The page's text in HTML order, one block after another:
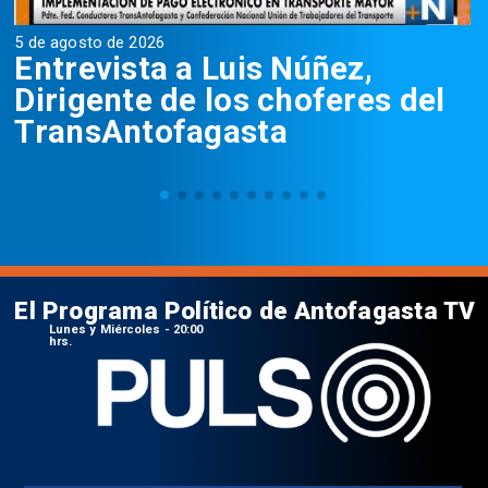
5 de agosto de 2026
Entrevista a Luis Núñez,
Dirigente de los choferes del
TransAntofagasta
El Programa Político de Antofagasta TV
Lunes y Miércoles - 20:00
hrs.